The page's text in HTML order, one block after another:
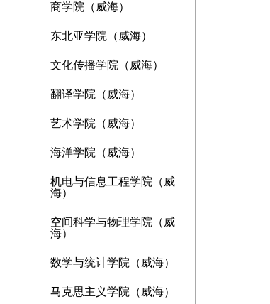
商学院（威海）
东北亚学院（威海）
文化传播学院（威海）
翻译学院（威海）
艺术学院（威海）
海洋学院（威海）
机电与信息工程学院（威
海）
空间科学与物理学院（威
海）
数学与统计学院（威海）
马克思主义学院（威海）